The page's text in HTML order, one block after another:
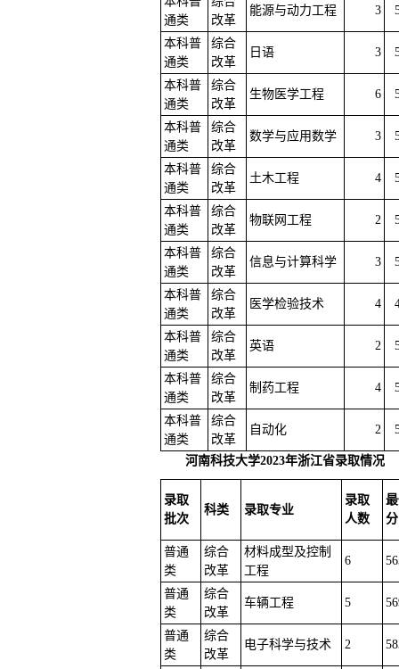
通类
改革
能源与动力工程 3
本科普
通类
综合
改革
日语 3
本科普
通类
综合
改革
生物医学工程 6
本科普
通类
综合
改革
数学与应用数学 3
本科普
通类
综合
改革
土木工程 4
本科普
通类
综合
改革
物联网工程 2
本科普
通类
综合
改革
信息与计算科学 3
本科普
通类
综合
改革
医学检验技术 4
本科普
通类
综合
改革
英语 2
本科普
通类
综合
改革
制药工程 4
本科普
通类
综合
改革
自动化 2
河南科技大学2023年浙江省录取情况
录取
批次
科类 录取专业
录取
人数
分
普通
类
综合
改革
材料成型及控制
工程
6
普通
类
综合
改革
车辆工程 5
普通
类
综合
改革
电子科学与技术 2